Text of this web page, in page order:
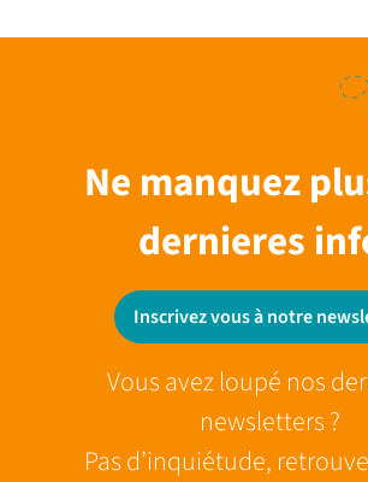
Ne manquez
dernieres
Inscrivez vous à notre
Vous avez loupé nos
newsletters ?
Pas d’inquiétude,